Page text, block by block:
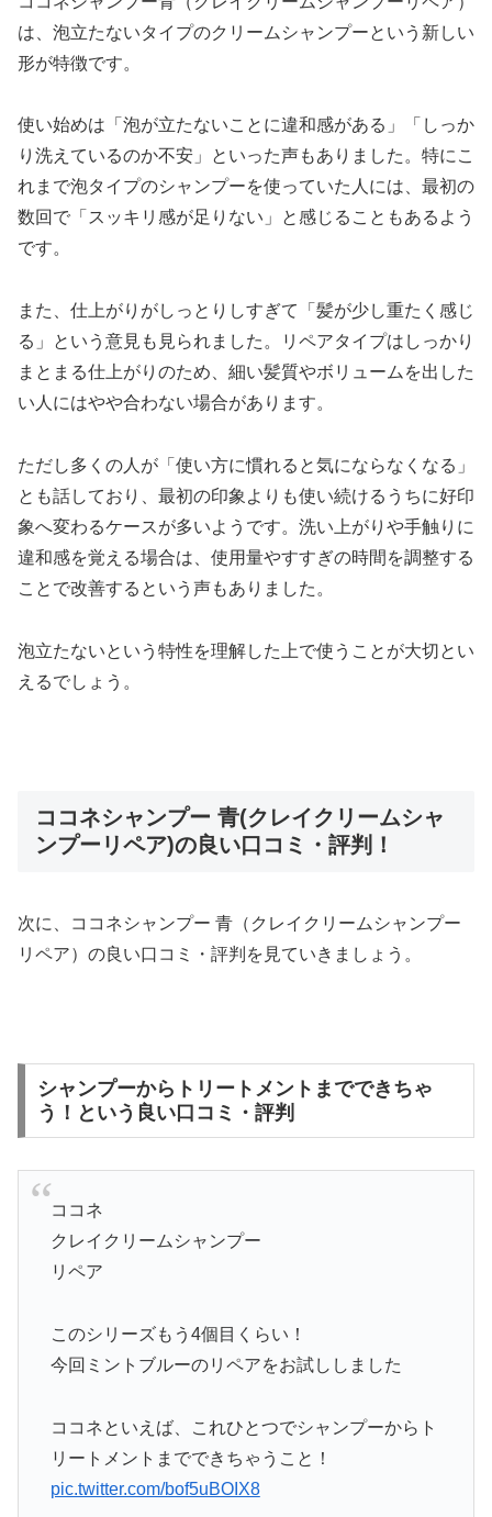
は、泡立たないタイプのクリームシャンプーという新しい
形が特徴です。
使い始めは「泡が立たないことに違和感がある」「しっか
り洗えているのか不安」といった声もありました。特にこ
れまで泡タイプのシャンプーを使っていた人には、最初の
数回で「スッキリ感が足りない」と感じることもあるよう
です。
また、仕上がりがしっとりしすぎて「髪が少し重たく感じ
る」という意見も見られました。リペアタイプはしっかり
まとまる仕上がりのため、細い髪質やボリュームを出した
い人にはやや合わない場合があります。
ただし多くの人が「使い方に慣れると気にならなくなる」
とも話しており、最初の印象よりも使い続けるうちに好印
象へ変わるケースが多いようです。洗い上がりや手触りに
違和感を覚える場合は、使用量やすすぎの時間を調整する
ことで改善するという声もありました。
泡立たないという特性を理解した上で使うことが大切とい
えるでしょう。
ココネシャンプー 青(クレイクリームシャ
ンプーリペア)の良い口コミ・評判！
次に、ココネシャンプー 青（クレイクリームシャンプー
リペア）の良い口コミ・評判を見ていきましょう。
シャンプーからトリートメントまでできちゃ
う！という良い口コミ・評判
ココネ
クレイクリームシャンプー
リペア
このシリーズもう4個目くらい！
今回ミントブルーのリペアをお試ししました
ココネといえば、これひとつでシャンプーからト
リートメントまでできちゃうこと！
pic.twitter.com/bof5uBOIX8